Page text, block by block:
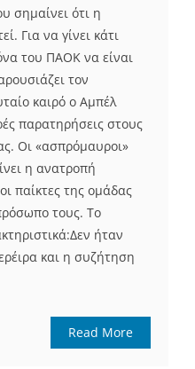
σημαίνει ότι η
Για να γίνει κάτι
του ΠΑΟΚ να είναι
τον
καιρό ο Αμπέλ
παρατηρήσεις στους
Οι «ασπρόμαυροι»
η ανατροπή
παίκτες της ομάδας
τους. Το
ήταν
και η συζήτηση
Read More